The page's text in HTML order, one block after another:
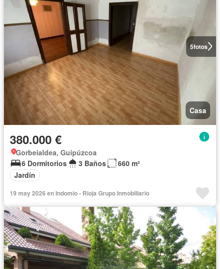
5fotos
Casa
380.000 €
Gorbeialdea, Guipúzcoa
6 Dormitorios
3 Baños
660 m²
Jardín
19 may 2026 en Indomio - Rioja Grupo Inmobiliario